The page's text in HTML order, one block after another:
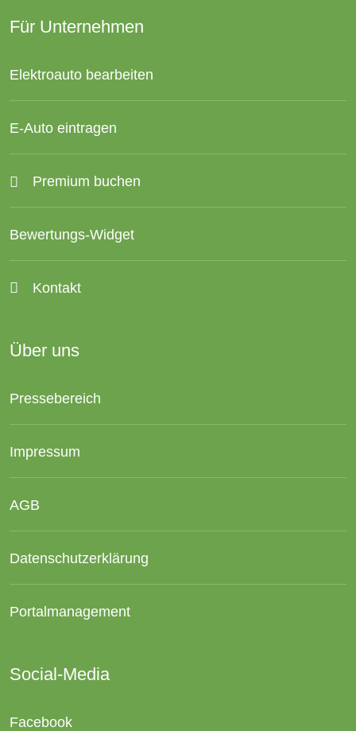
Für Unternehmen
Elektroauto bearbeiten
E-Auto eintragen
Premium buchen
Bewertungs-Widget
Kontakt
Über uns
Pressebereich
Impressum
AGB
Datenschutzerklärung
Portalmanagement
Social-Media
Facebook